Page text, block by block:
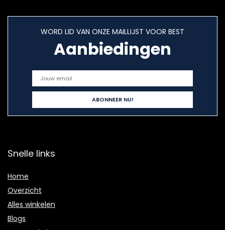
WORD LID VAN ONZE MAILLIJST VOOR BEST
Aanbiedingen
Snelle links
Home
Overzicht
Alles winkelen
Blogs